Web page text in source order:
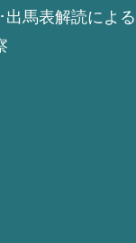
馬表解読による